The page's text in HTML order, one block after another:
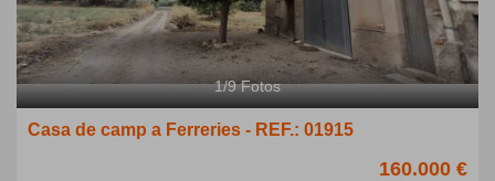
1/9Fotos
Casa de camp a Ferreries - REF.: 01915
160.000 €